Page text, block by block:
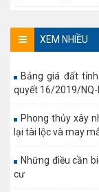
XEM NHIỀU
Bảng giá đất
quyết 16/2019/NQ-
Phong thủy xây
lại tài lộc và may
Những điều cần
cư